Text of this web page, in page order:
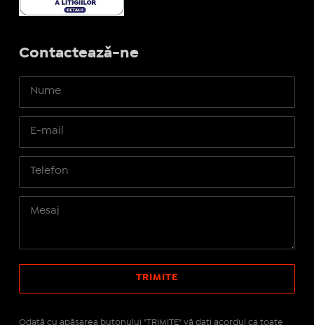
Contactează-ne
Odată cu apăsarea butonului "TRIMITE" vă daţi acordul ca toate